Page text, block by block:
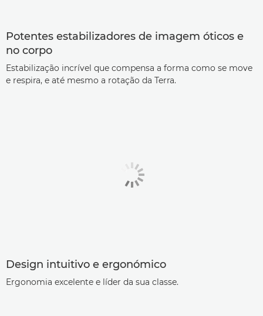
Potentes estabilizadores de imagem óticos e
no corpo
Estabilização incrível que compensa a forma como se move
e respira, e até mesmo a rotação da Terra.
Design intuitivo e ergonómico
Ergonomia excelente e líder da sua classe.